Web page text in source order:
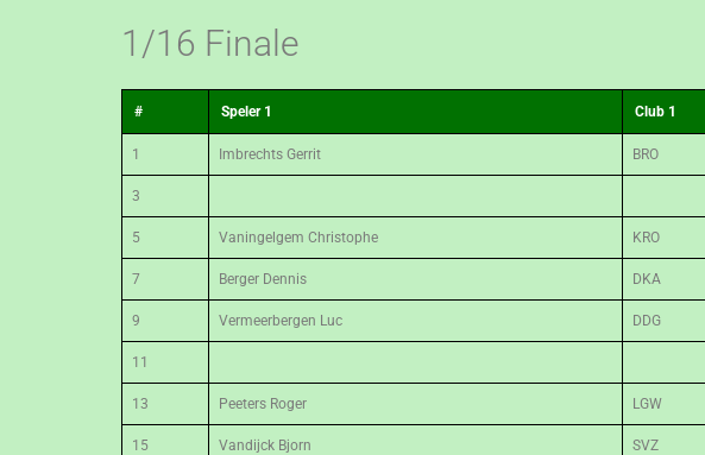
1/16 Finale
# Speler 1 Club 1
1 Imbrechts Gerrit BRO
3
5 Vaningelgem Christophe KRO
7 Berger Dennis DKA
9 Vermeerbergen Luc DDG
11
13 Peeters Roger LGW
15 Vandijck Bjorn SVZ